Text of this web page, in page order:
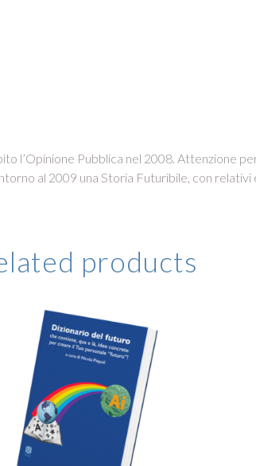
l’Opinione Pubblica nel 2008. Attenzione
al 2009 una Storia Futuribile, con relativi
products